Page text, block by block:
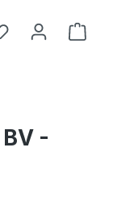
anzeigen
Du hast 0
-